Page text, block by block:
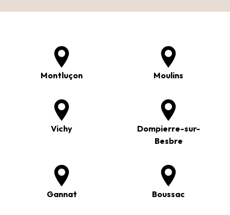
Montluçon Moulins
Vichy
Dompierre-sur-
Besbre
Gannat Boussac